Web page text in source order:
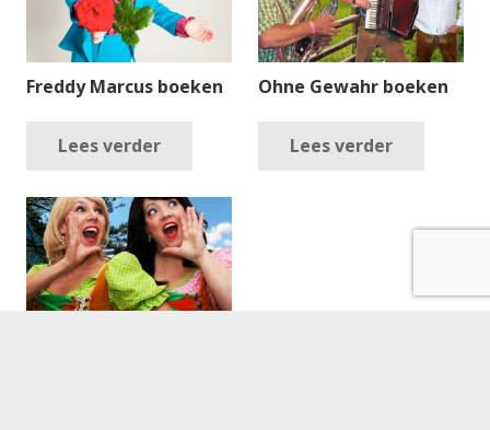
Freddy Marcus boeken
Lees verder
Ohne Gewahr boeken
Lees verder